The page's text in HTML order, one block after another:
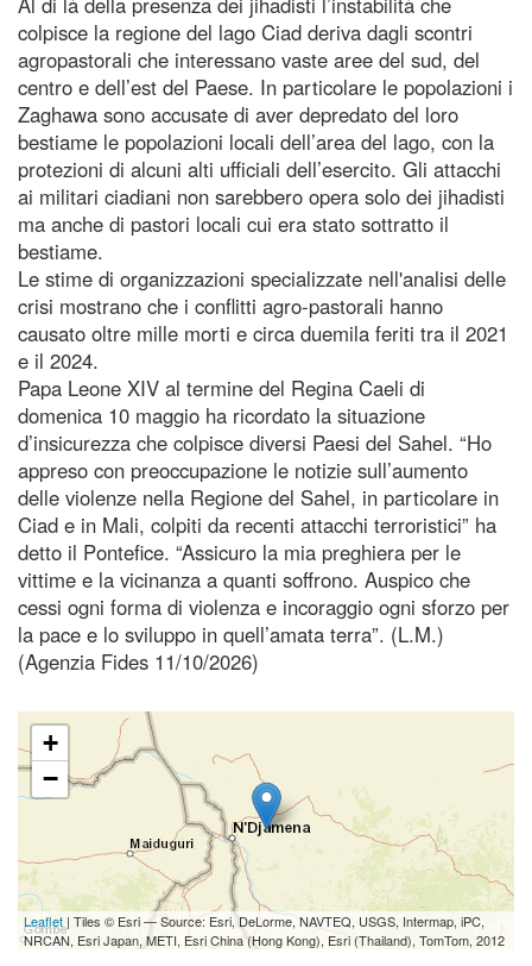
colpisce la regione del lago Ciad deriva dagli scontri
agropastorali che interessano vaste aree del sud, del
centro e dell’est del Paese. In particolare le popolazioni i
Zaghawa sono accusate di aver depredato del loro
bestiame le popolazioni locali dell’area del lago, con la
protezioni di alcuni alti ufficiali dell’esercito. Gli attacchi
ai militari ciadiani non sarebbero opera solo dei jihadisti
ma anche di pastori locali cui era stato sottratto il
bestiame.
Le stime di organizzazioni specializzate nell'analisi delle
crisi mostrano che i conflitti agro-pastorali hanno
causato oltre mille morti e circa duemila feriti tra il 2021
e il 2024.
Papa Leone XIV al termine del Regina Caeli di
domenica 10 maggio ha ricordato la situazione
d’insicurezza che colpisce diversi Paesi del Sahel. “Ho
appreso con preoccupazione le notizie sull’aumento
delle violenze nella Regione del Sahel, in particolare in
Ciad e in Mali, colpiti da recenti attacchi terroristici” ha
detto il Pontefice. “Assicuro la mia preghiera per le
vittime e la vicinanza a quanti soffrono. Auspico che
cessi ogni forma di violenza e incoraggio ogni sforzo per
la pace e lo sviluppo in quell’amata terra”. (L.M.)
(Agenzia Fides 11/10/2026)
+
−
Leaflet | Tiles © Esri — Source: Esri, DeLorme, NAVTEQ, USGS, Intermap, iPC,
NRCAN, Esri Japan, METI, Esri China (Hong Kong), Esri (Thailand), TomTom, 2012